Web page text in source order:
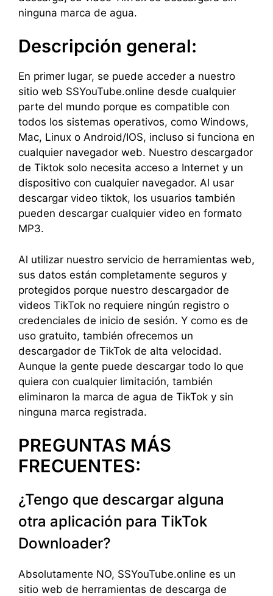
ninguna marca de agua.
Descripción general:
En primer lugar, se puede acceder a nuestro
sitio web SSYouTube.online desde cualquier
parte del mundo porque es compatible con
todos los sistemas operativos, como Windows,
Mac, Linux o Android/IOS, incluso si funciona en
cualquier navegador web. Nuestro descargador
de Tiktok solo necesita acceso a Internet y un
dispositivo con cualquier navegador. Al usar
descargar video tiktok, los usuarios también
pueden descargar cualquier video en formato
MP3.
Al utilizar nuestro servicio de herramientas web,
sus datos están completamente seguros y
protegidos porque nuestro descargador de
videos TikTok no requiere ningún registro o
credenciales de inicio de sesión. Y como es de
uso gratuito, también ofrecemos un
descargador de TikTok de alta velocidad.
Aunque la gente puede descargar todo lo que
quiera con cualquier limitación, también
eliminaron la marca de agua de TikTok y sin
ninguna marca registrada.
PREGUNTAS MÁS
FRECUENTES:
¿Tengo que descargar alguna
otra aplicación para TikTok
Downloader?
Absolutamente NO, SSYouTube.online es un
sitio web de herramientas de descarga de